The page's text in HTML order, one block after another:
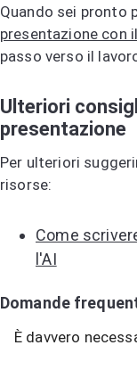
Quando sei pronto
presentazione con
passo verso il
Ulteriori
presentazione
Per ulteriori
risorse:
Come
l'AI
Domande
È davvero